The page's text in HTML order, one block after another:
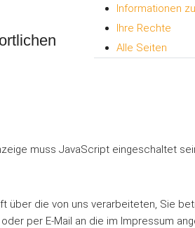
Informationen
Ihre Rechte
Alle Seiten
muss JavaScript eingeschaltet
über die von uns verarbeiteten, Sie
per E-Mail an die im Impressum